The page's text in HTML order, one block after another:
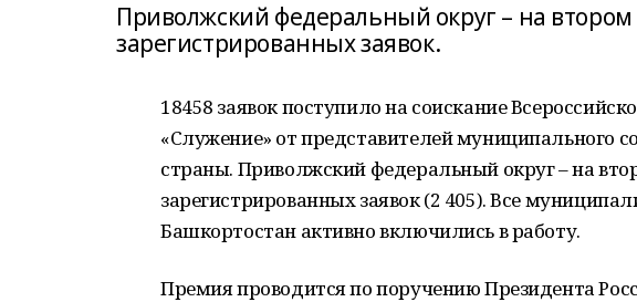
Приволжский федеральный округ – на втором
зарегистрированных заявок.
18458 заявок поступило на соискание
«Служение» от представителей муниципального
страны. Приволжский федеральный округ – на
зарегистрированных заявок (2 405). Все
Башкортостан активно включились в работу.
Премия проводится по поручению Президента